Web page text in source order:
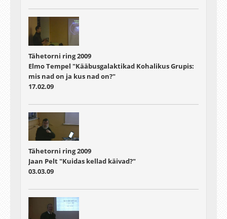
Tähetorni ring 2009
Elmo Tempel "Kääbusgalaktikad Kohalikus Grupis:
mis nad on ja kus nad on?"
17.02.09
Tähetorni ring 2009
Jaan Pelt "Kuidas kellad käivad?"
03.03.09